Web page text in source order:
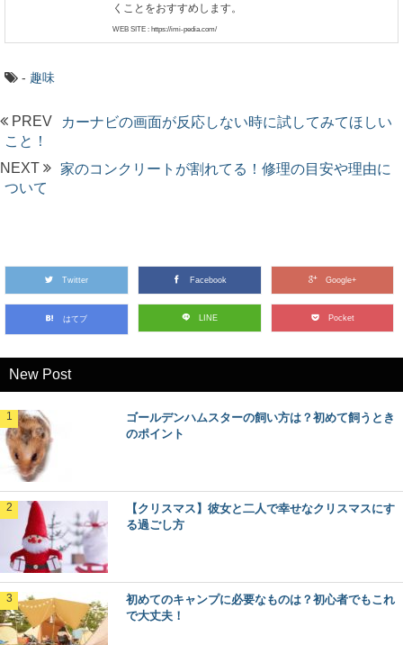
くことをおすすめします。
WEB SITE : https://imi-pedia.com/
- 趣味
PREV
カーナビの画面が反応しない時に試してみてほしい
こと！
NEXT
家のコンクリートが割れてる！修理の目安や理由に
ついて
Twitter Facebook Google+
はてブ LINE Pocket
New Post
ゴールデンハムスターの飼い方は？初めて飼うとき
のポイント
【クリスマス】彼女と二人で幸せなクリスマスにす
る過ごし方
初めてのキャンプに必要なものは？初心者でもこれ
で大丈夫！